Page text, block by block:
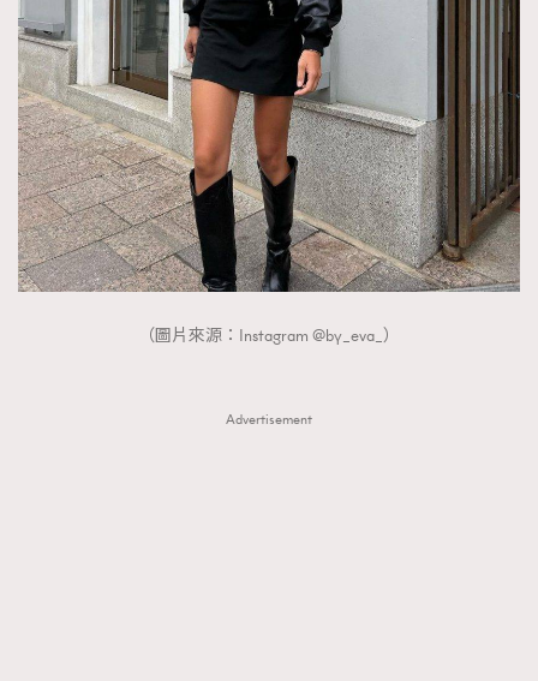
（圖片來源：Instagram @by_eva_）
Advertisement